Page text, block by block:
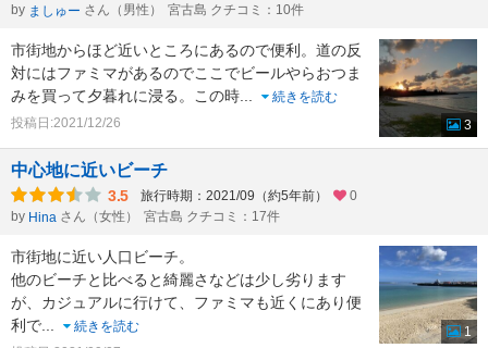
by ましゅー さん（男性） 宮古島 クチコミ：10件
市街地からほど近いところにあるので便利。道の反
対にはファミマがあるのでここでビールやらおつま
みを買って夕暮れに浸る。この時...
続きを読む
投稿日:2021/12/26
3
中心地に近いビーチ
3.5 旅行時期：2021/09（約5年前）
0
by Hina さん（女性） 宮古島 クチコミ：17件
市街地に近い人口ビーチ。
他のビーチと比べると綺麗さなどは少し劣ります
が、カジュアルに行けて、ファミマも近くにあり便
利で...
続きを読む
1